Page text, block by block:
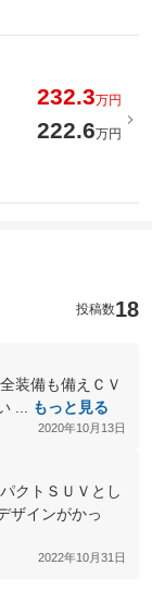
232.3万円
222.6万円
投稿数18
装備も備えＣＶ
...
もっと見る
2020年10月13日
クトＳＵＶとし
ザインがかっ
2022年10月31日